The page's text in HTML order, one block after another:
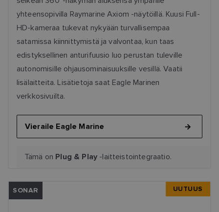
yhteensopivilla Raymarine Axiom -näytöillä. Kuusi Full-
HD-kameraa tukevat nykyään turvallisempaa
satamissa kiinnittymistä ja valvontaa, kun taas
edistyksellinen anturifuusio luo perustan tuleville
autonomisille ohjausominaisuuksille vesillä. Vaatii
lisälaitteita. Lisätietoja saat Eagle Marinen
verkkosivuilta.
Vieraile Eagle Marine
Tämä on Plug & Play -laitteistointegraatio.
SONAR UUTUUS